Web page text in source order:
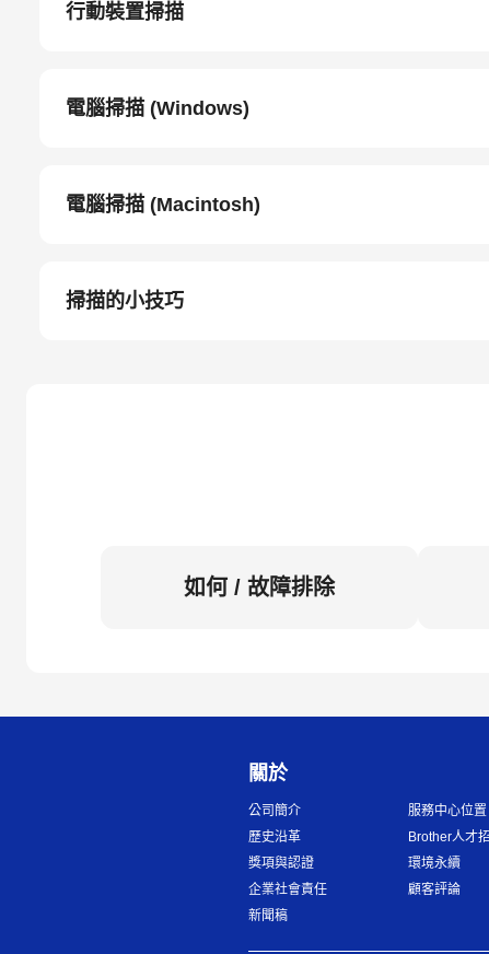
行動裝置掃描
電腦掃描 (Windows)
電腦掃描 (Macintosh)
掃描的小技巧
如何 / 故障排除
關於
公司簡介
歷史沿革
獎項與認證
企業社會責任
新聞稿
服務中心位置
Brother人才
環境永續
顧客評論